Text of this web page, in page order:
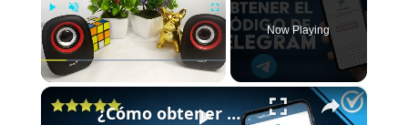
Now Playing
×
¿Cómo obtener mi código de verificación de TELEGRAM si no me llega?